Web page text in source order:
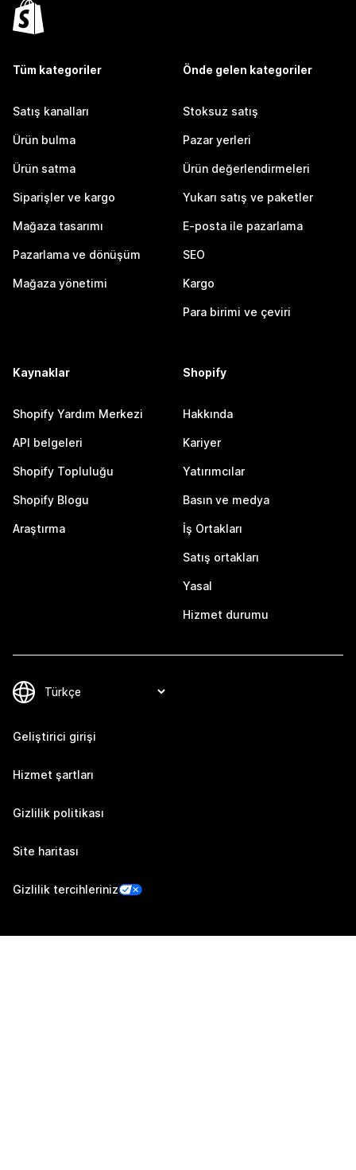
Tüm kategoriler
Satış kanalları
Ürün bulma
Ürün satma
Siparişler ve kargo
Mağaza tasarımı
Pazarlama ve dönüşüm
Mağaza yönetimi
Önde gelen kategoriler
Stoksuz satış
Pazar yerleri
Ürün değerlendirmeleri
Yukarı satış ve paketler
E-posta ile pazarlama
SEO
Kargo
Para birimi ve çeviri
Kaynaklar
Shopify Yardım Merkezi
API belgeleri
Shopify Topluluğu
Shopify Blogu
Araştırma
Shopify
Hakkında
Kariyer
Yatırımcılar
Basın ve medya
İş Ortakları
Satış ortakları
Yasal
Hizmet durumu
Geliştirici girişi
Hizmet şartları
Gizlilik politikası
Site haritası
Gizlilik tercihleriniz